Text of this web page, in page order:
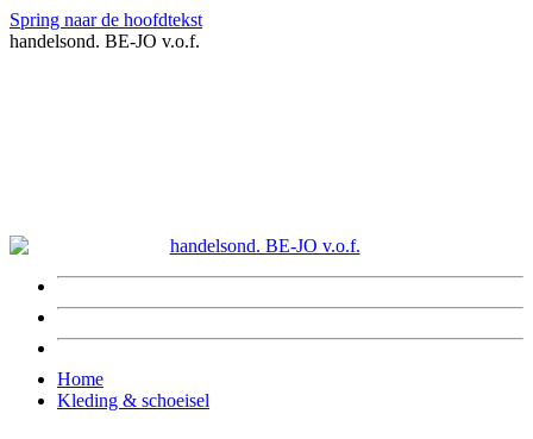
Spring naar de hoofdtekst
handelsond. BE-JO v.o.f.
Home
Kleding & schoeisel